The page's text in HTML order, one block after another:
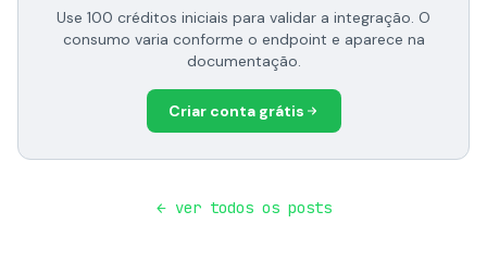
Use 100 créditos iniciais para validar a integração. O
consumo varia conforme o endpoint e aparece na
documentação.
Criar conta grátis
← ver todos os posts